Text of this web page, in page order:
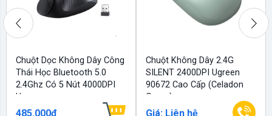
Chuột Dọc Không Dây Công
Thái Học Bluetooth 5.0
2.4Ghz Có 5 Nút 4000DPI
Ugreen...
485.000₫
Chuột Không Dây 2.4G
SILENT 2400DPI Ugreen
90672 Cao Cấp (Celadon
Green)
Giá: Liên hệ